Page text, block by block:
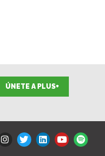
ÚNETE A PLUS+
n
s
w
i
i
n
o
u
p
o